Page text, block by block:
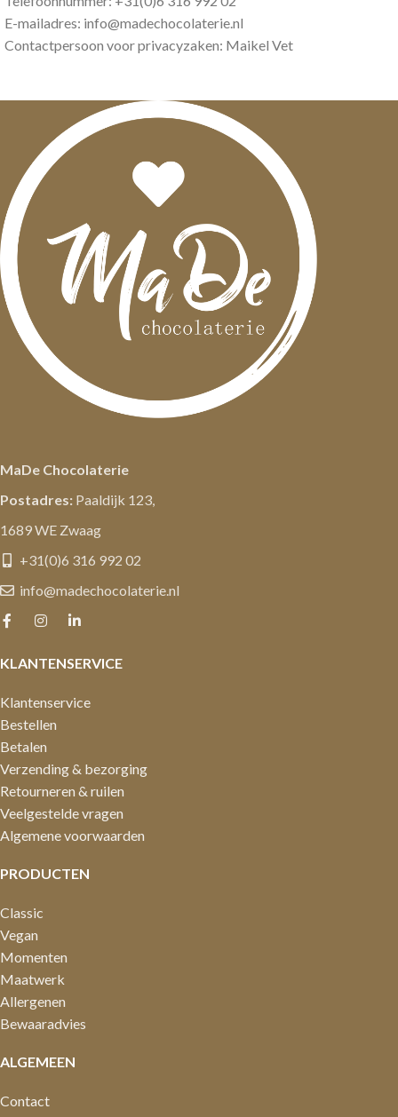
E-mailadres: info@madechocolaterie.nl
Contactpersoon voor privacyzaken: Maikel Vet
MaDe Chocolaterie
Postadres: Paaldijk 123,
1689 WE Zwaag
+31(0)6 316 992 02
info@madechocolaterie.nl
KLANTENSERVICE
Klantenservice
Bestellen
Betalen
Verzending & bezorging
Retourneren & ruilen
Veelgestelde vragen
Algemene voorwaarden
PRODUCTEN
Classic
Vegan
Momenten
Maatwerk
Allergenen
Bewaaradvies
ALGEMEEN
Contact